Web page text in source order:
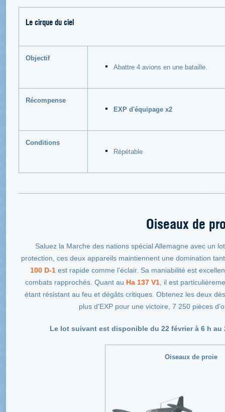
Le cirque du ciel
Objectif
Abattre 4 avions en une bataille.
Récompense
EXP d'équipage x2
Conditions
Répétable
Oiseaux de
Saluez la Marche des nations spécial Allemagne avec un
protection, ces deux appareils maintiennent une domination
100 D-1est rapide comme l'éclair. Sa maniabilité est
combats rapprochés. Quant au Ha 137 V1 , il est
étant résistant au feu et dégâts critiques. Obtenez les deux
plus d'EXP pour une victoire, 7 250 pièces
Le lot suivant est disponible du 22 février à 6 h au
Oiseaux de proie